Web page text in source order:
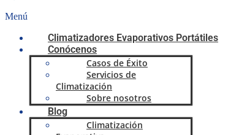
Menú
Climatizadores Evaporativos Portátiles
Conócenos
Casos de Éxito
Servicios de
Climatización
Sobre nosotros
Blog
Climatización